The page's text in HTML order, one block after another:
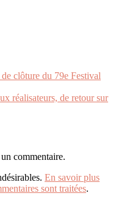
clôture du 79e Festival
réalisateurs, de retour sur
commentaire.
En savoir plus
sont traitées.